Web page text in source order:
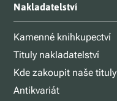
Nakladatelství
Kamenné knihkupectví
Tituly nakladatelství
Kde zakoupit naše tituly
Antikvariát